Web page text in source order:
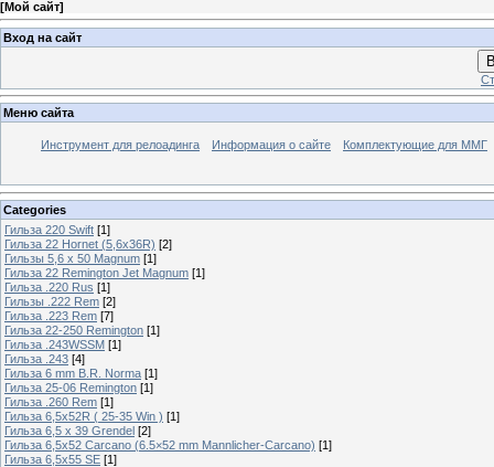
[Мой сайт]
Вход на сайт
Меню сайта
Инструмент для релоадинга Информация о сайте Комплектующие для ММГ
Categories
Гильза 220 Swift [1]
Гильза 22 Hornet (5,6х36R) [2]
Гильзы 5,6 х 50 Magnum [1]
Гильза 22 Remington Jet Magnum [1]
Гильза .220 Rus [1]
Гильзы .222 Rem [2]
Гильза .223 Rem [7]
Гильза 22-250 Remington [1]
Гильза .243WSSM [1]
Гильза .243 [4]
Гильза 6 mm B.R. Norma [1]
Гильза 25-06 Remington [1]
Гильза .260 Rem [1]
Гильза 6,5x52R ( 25-35 Win ) [1]
Гильза 6,5 х 39 Grendel [2]
Гильза 6,5х52 Carcano (6.5×52 mm Mannlicher-Carcano) [1]
Гильза 6,5х55 SE [1]